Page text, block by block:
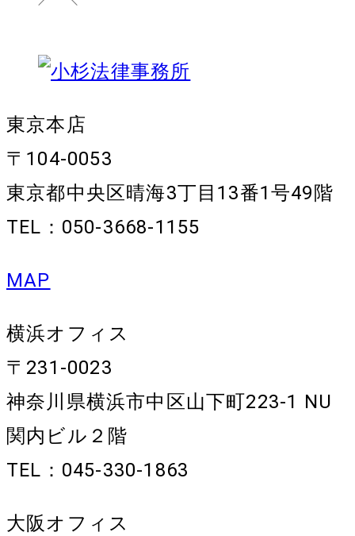
東京本店
〒104-0053
東京都中央区晴海3丁目13番1号49階
TEL：050-3668-1155
MAP
横浜オフィス
〒231-0023
神奈川県横浜市中区山下町223-1 NU
関内ビル２階
TEL：045-330-1863
大阪オフィス